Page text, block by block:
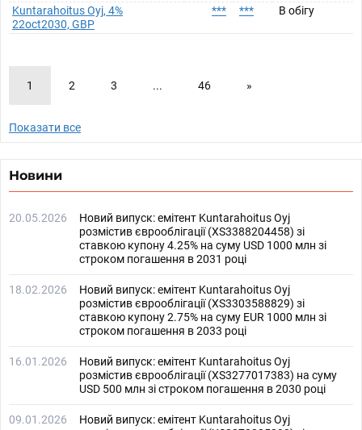
Kuntarahoitus Oyj, 4%
22oct2030, GBP
*** *** В обігу
1 2 3 ... 46 »
Показати все
Новини
20.05.2026
Новий випуск: емітент Kuntarahoitus Oyj
розмістив єврооблігації (XS3388204458) зі
ставкою купону 4.25% на суму USD 1000 млн зі
строком погашення в 2031 році
18.02.2026
Новий випуск: емітент Kuntarahoitus Oyj
розмістив єврооблігації (XS3303588829) зі
ставкою купону 2.75% на суму EUR 1000 млн зі
строком погашення в 2033 році
16.01.2026
Новий випуск: емітент Kuntarahoitus Oyj
розмістив єврооблігації (XS3277017383) на суму
USD 500 млн зі строком погашення в 2030 році
09.01.2026
Новий випуск: емітент Kuntarahoitus Oyj